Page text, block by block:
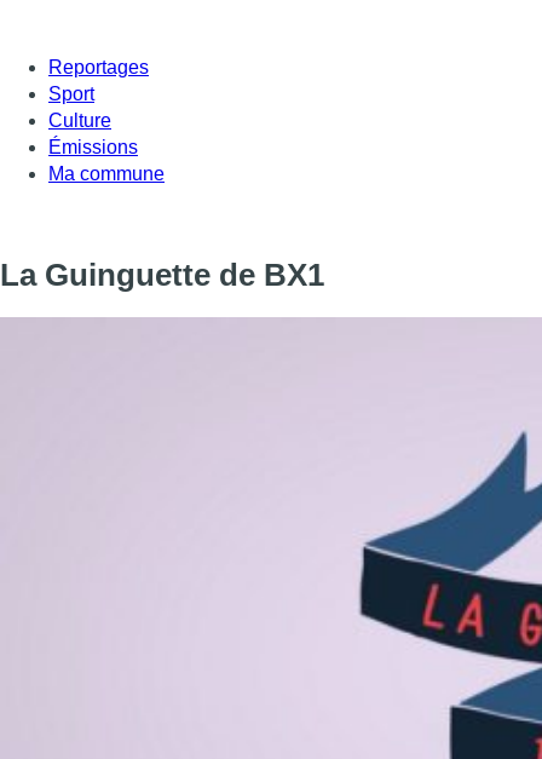
Reportages
Sport
Culture
Émissions
Ma commune
La Guinguette de BX1